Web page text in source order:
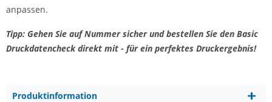
anpassen.
Tipp: Gehen Sie auf Nummer sicher und bestellen Sie den Basic
Druckdatencheck direkt mit - für ein perfektes Druckergebnis!
Produktinformation